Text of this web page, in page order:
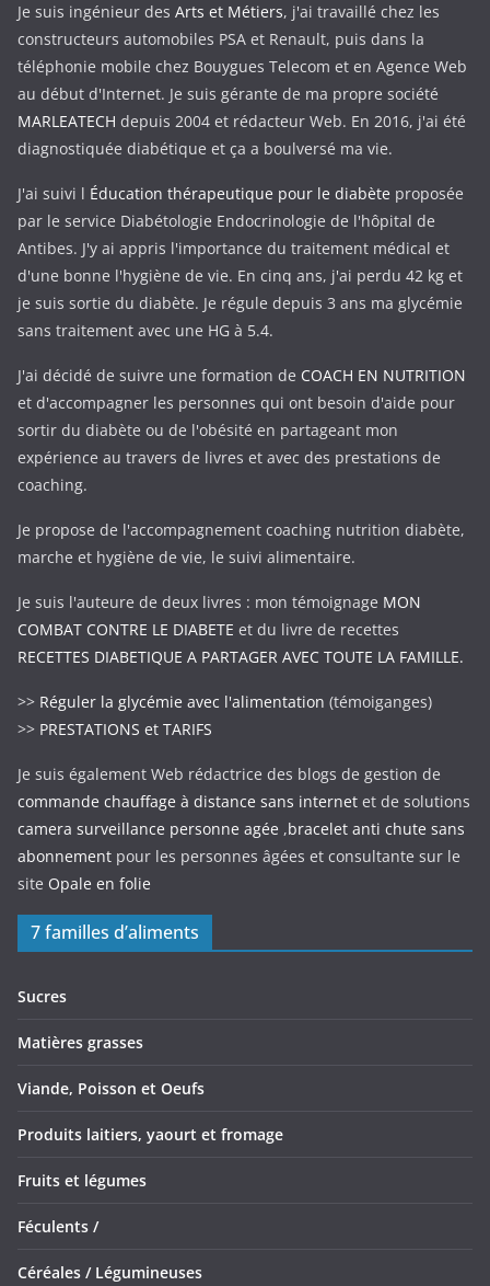
Je suis ingénieur des Arts et Métiers, j'ai travaillé chez les
constructeurs automobiles PSA et Renault, puis dans la
téléphonie mobile chez Bouygues Telecom et en Agence Web
au début d'Internet. Je suis gérante de ma propre société
MARLEATECH depuis 2004 et rédacteur Web. En 2016, j'ai été
diagnostiquée diabétique et ça a boulversé ma vie.
J'ai suivi l Éducation thérapeutique pour le diabète proposée
par le service Diabétologie Endocrinologie de l'hôpital de
Antibes. J'y ai appris l'importance du traitement médical et
d'une bonne l'hygiène de vie. En cinq ans, j'ai perdu 42 kg et
je suis sortie du diabète. Je régule depuis 3 ans ma glycémie
sans traitement avec une HG à 5.4.
J'ai décidé de suivre une formation de COACH EN NUTRITION
et d'accompagner les personnes qui ont besoin d'aide pour
sortir du diabète ou de l'obésité en partageant mon
expérience au travers de livres et avec des prestations de
coaching.
Je propose de l'accompagnement coaching nutrition diabète,
marche et hygiène de vie, le suivi alimentaire.
Je suis l'auteure de deux livres : mon témoignage MON
COMBAT CONTRE LE DIABETE et du livre de recettes
RECETTES DIABETIQUE A PARTAGER AVEC TOUTE LA FAMILLE.
>> Réguler la glycémie avec l'alimentation (témoiganges)
>> PRESTATIONS et TARIFS
Je suis également Web rédactrice des blogs de gestion de
commande chauffage à distance sans internet et de solutions
camera surveillance personne agée ,bracelet anti chute sans
abonnement pour les personnes âgées et consultante sur le
site Opale en folie
7 familles d’aliments
Sucres
Matières grasses
Viande, Poisson et Oeufs
Produits laitiers, yaourt et fromage
Fruits et légumes
Féculents /
Céréales / Légumineuses